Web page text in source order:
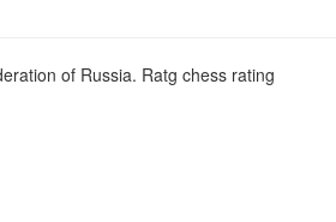
of Russia. Ratg chess rating